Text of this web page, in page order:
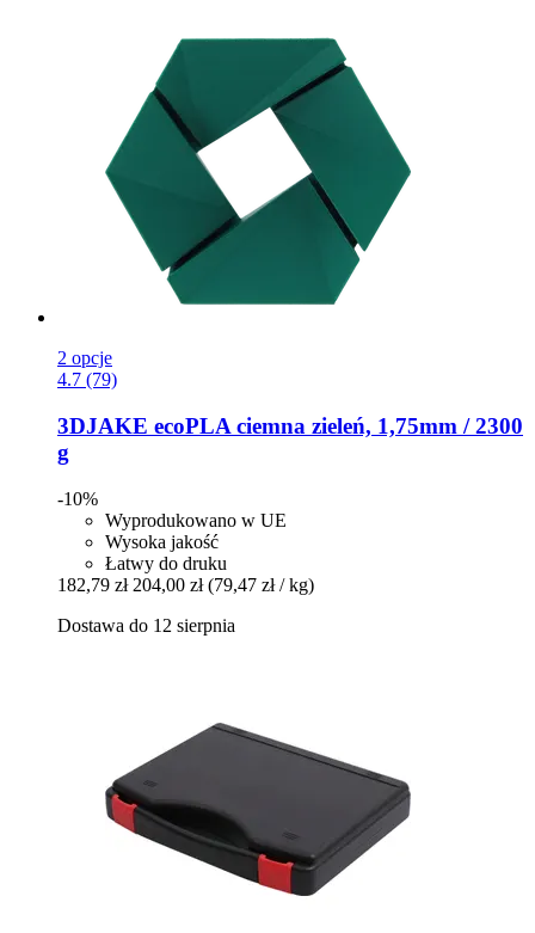
2 opcje
4.7 (79)
3DJAKE ecoPLA ciemna zieleń, 1,75mm / 2300
g
-10%
Wyprodukowano w UE
Wysoka jakość
Łatwy do druku
182,79 zł 204,00 zł (79,47 zł / kg)
Dostawa do 12 sierpnia